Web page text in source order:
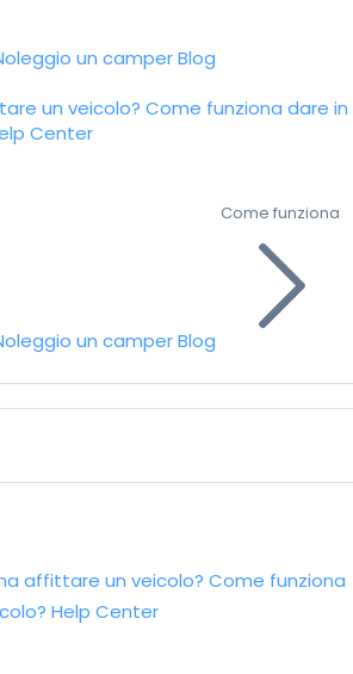
un camperBlog
un veicolo? Come funziona dare in
Center
un camperBlog
Come funziona
affittare un veicolo? Come funziona
Help Center